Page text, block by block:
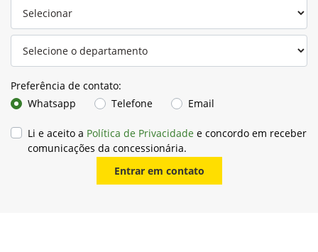
Preferência de contato:
Whatsapp
Telefone Email
Li e aceito a Política de Privacidade e concordo em receber
comunicações da concessionária.
Entrar em contato